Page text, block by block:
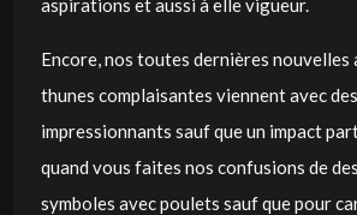
aspirations et aussi à elle vigueur.
Encore, nos toutes dernières nouvelles
thunes complaisantes viennent avec
impressionnants sauf que un impact
quand vous faites nos confusions de
symboles avec poulets sauf que pour